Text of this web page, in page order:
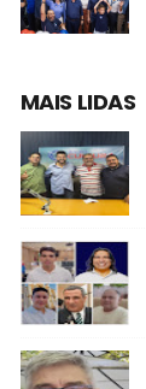
MAIS LIDAS